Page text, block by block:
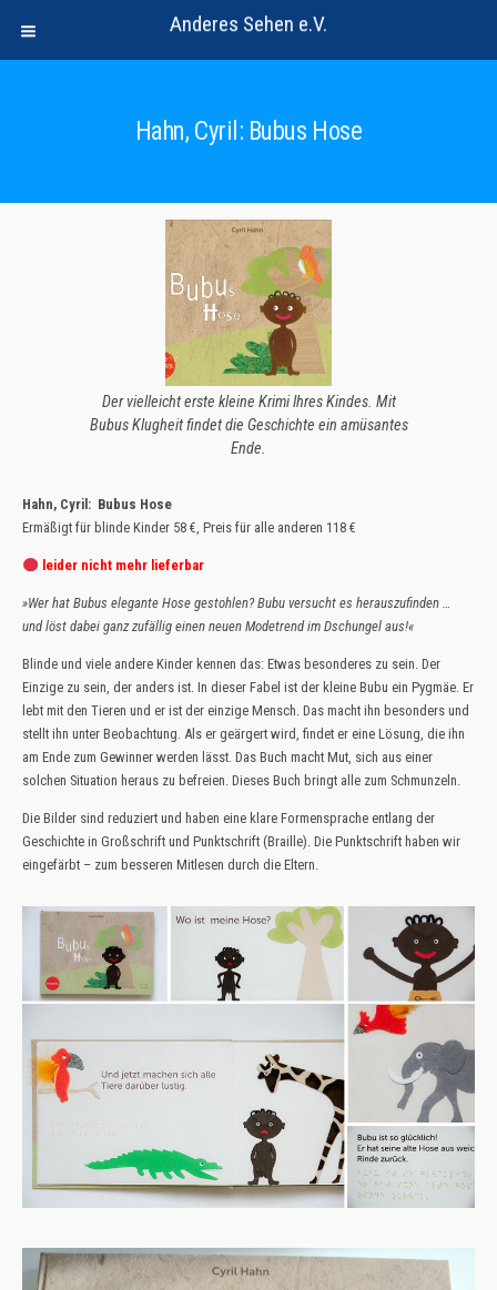
Anderes Sehen e.V.
Hahn, Cyril: Bubus Hose
Der vielleicht erste kleine Krimi Ihres Kindes. Mit
Bubus Klugheit findet die Geschichte ein amüsantes
Ende.
Hahn, Cyril: Bubus Hose
Ermäßigt für blinde Kinder 58 €, Preis für alle anderen 118 €
leider nicht mehr lieferbar
»Wer hat Bubus elegante Hose gestohlen? Bubu versucht es herauszufinden …
und löst dabei ganz zufällig einen neuen Modetrend im Dschungel aus!«
Blinde und viele andere Kinder kennen das: Etwas besonderes zu sein. Der
Einzige zu sein, der anders ist. In dieser Fabel ist der kleine Bubu ein Pygmäe. Er
lebt mit den Tieren und er ist der einzige Mensch. Das macht ihn besonders und
stellt ihn unter Beobachtung. Als er geärgert wird, findet er eine Lösung, die ihn
am Ende zum Gewinner werden lässt. Das Buch macht Mut, sich aus einer
solchen Situation heraus zu befreien. Dieses Buch bringt alle zum Schmunzeln.
Die Bilder sind reduziert und haben eine klare Formensprache entlang der
Geschichte in Großschrift und Punktschrift (Braille). Die Punktschrift haben wir
eingefärbt – zum besseren Mitlesen durch die Eltern.